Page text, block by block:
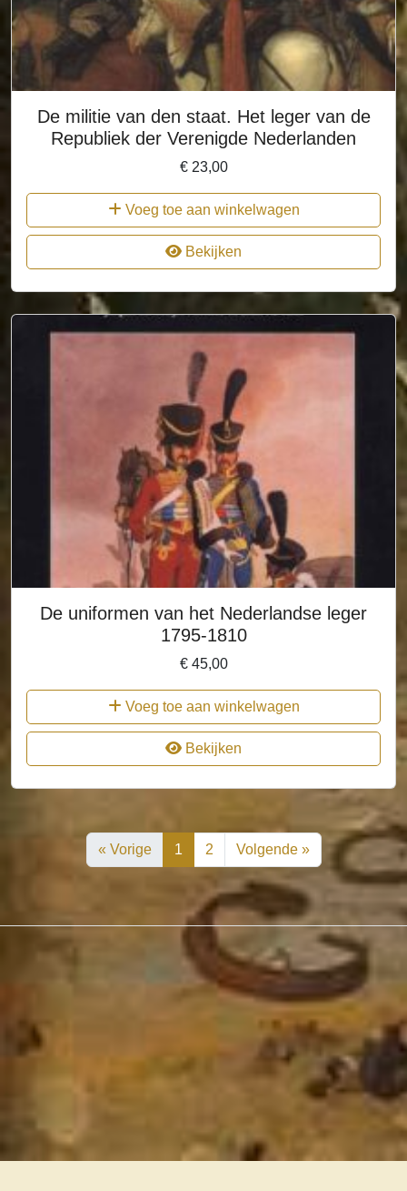
De militie van den staat. Het leger van de
Republiek der Verenigde Nederlanden
€23,00
Voeg toe aan winkelwagen
Bekijken
De uniformen van het Nederlandse leger
1795-1810
€45,00
Voeg toe aan winkelwagen
Bekijken
« Vorige 1 2 Volgende »